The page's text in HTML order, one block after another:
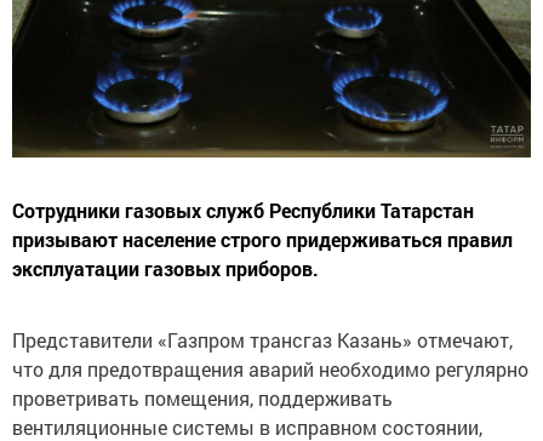
Сотрудники газовых служб Республики Татарстан
призывают население строго придерживаться правил
эксплуатации газовых приборов.
Представители «Газпром трансгаз Казань» отмечают,
что для предотвращения аварий необходимо регулярно
проветривать помещения, поддерживать
вентиляционные системы в исправном состоянии,